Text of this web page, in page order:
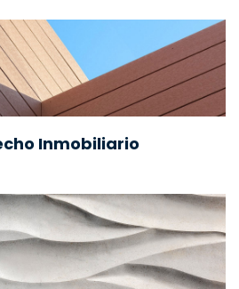
Inmobiliario